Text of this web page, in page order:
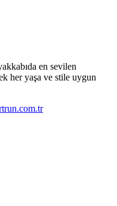
en sevilen
her yaşa ve stile uygun